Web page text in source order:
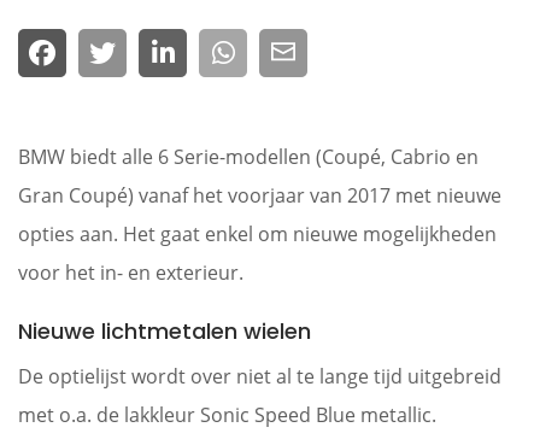
BMW biedt alle 6 Serie-modellen (Coupé, Cabrio en
Gran Coupé) vanaf het voorjaar van 2017 met nieuwe
opties aan. Het gaat enkel om nieuwe mogelijkheden
voor het in- en exterieur.
Nieuwe lichtmetalen wielen
De optielijst wordt over niet al te lange tijd uitgebreid
met o.a. de lakkleur Sonic Speed Blue metallic.